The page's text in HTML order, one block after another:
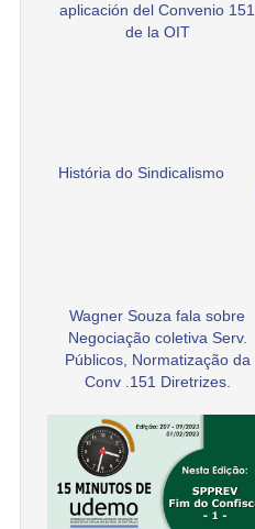
aplicación del Convenio 151
de la OIT
História do Sindicalismo
Wagner Souza fala sobre
Negociação coletiva Serv.
Públicos, Normatização da
Conv .151 Diretrizes.